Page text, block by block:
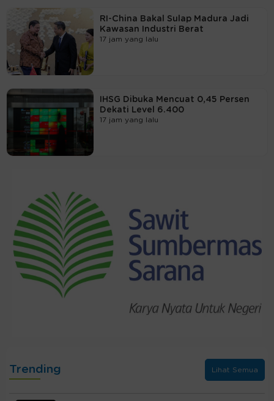
RI-China Bakal Sulap Madura Jadi
Kawasan Industri Berat
17 jam yang lalu
IHSG Dibuka Mencuat 0,45 Persen
Dekati Level 6.400
17 jam yang lalu
Trending Lihat Semua